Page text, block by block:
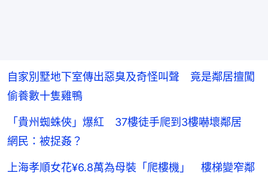
自家別墅地下室傳出惡臭及奇怪叫聲 竟是鄰居擅闖
偷養數十隻雞鴨
「貴州蜘蛛俠」爆紅 37樓徒手爬到3樓嚇壞鄰居
網民：被捉姦？
上海孝順女花¥6.8萬為母裝「爬樓機」 樓梯變窄鄰